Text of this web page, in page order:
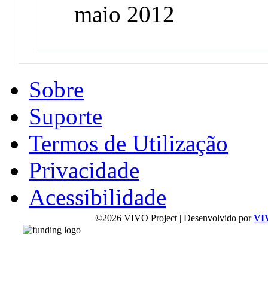
maio 2012
Sobre
Suporte
Termos de Utilização
Privacidade
Acessibilidade
©2026 VIVO Project | Desenvolvido por